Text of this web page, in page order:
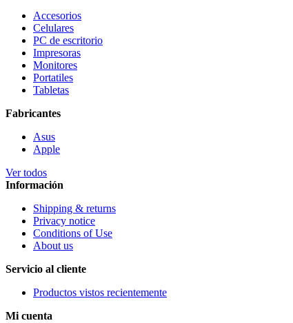
Accesorios
Celulares
PC de escritorio
Impresoras
Monitores
Portatiles
Tabletas
Fabricantes
Asus
Apple
Ver todos
Información
Shipping & returns
Privacy notice
Conditions of Use
About us
Servicio al cliente
Productos vistos recientemente
Mi cuenta